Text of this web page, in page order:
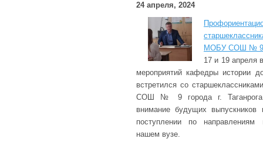
24 апреля, 2024
МОБУ СОШ № 9
17 и 19 апреля
мероприятий кафедры истории
встретился со
СОШ № 9 города г. Таганрога.
внимание будущих выпускников
поступлении по направлениям
нашем вузе.